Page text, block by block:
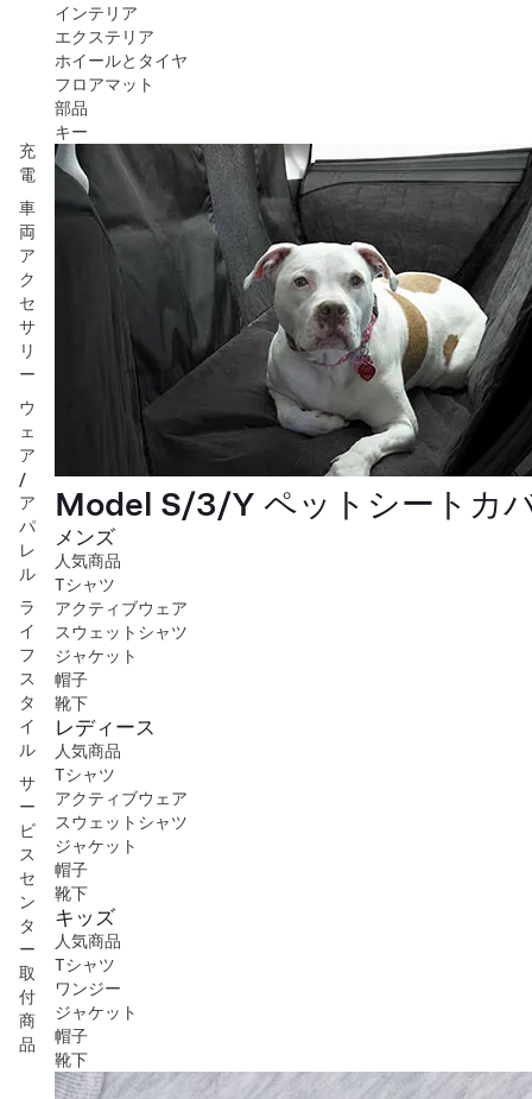
充
電
車
両
ア
ク
セ
サ
リ
ー
ウ
ェ
ア
/
ア
パ
レ
ル
ラ
イ
フ
ス
タ
イ
ル
サ
ー
ビ
ス
セ
ン
タ
ー
取
付
商
品
インテリア
エクステリア
ホイールとタイヤ
フロアマット
部品
キー
Model S/3/Y ペットシートカ
メンズ
人気商品
Tシャツ
アクティブウェア
スウェットシャツ
ジャケット
帽子
靴下
レディース
人気商品
Tシャツ
アクティブウェア
スウェットシャツ
ジャケット
帽子
靴下
キッズ
人気商品
Tシャツ
ワンジー
ジャケット
帽子
靴下